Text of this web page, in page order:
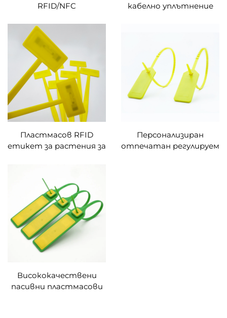
RFID/NFC
кабелна превръзка за
еднократна употреба
Стоманена UHF RFID
кабелна превръзка от
неръждаема стомана с
голям обхват
кабелно уплътнение
връзка Етикет
Контейнер Болт
Уплътнение
Пластмасов RFID
етикет за растения за
водонепроницаем
етикет за маркиране
на растения
Персонализиран
отпечатан регулируем
Висококачествени
пасивни пластмасови